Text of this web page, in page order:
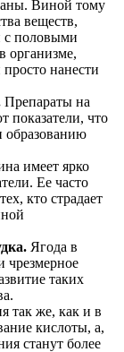
Виной тому
веществ,
с половыми
организме,
нанести
Препараты на
показатели, что
образованию
имеет ярко
Ее часто
кто страдает
Ягода в
чрезмерное
таких
так же, как и в
кислоты, а,
станут более